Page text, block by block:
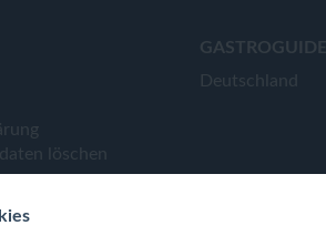
löschen
GASTROGUIDE
Deutschland